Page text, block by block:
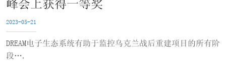
峰会上获得一等奖
2023-05-21
DREAM电子生态系统有助于监控乌克兰战后重建项目的所有阶
段….